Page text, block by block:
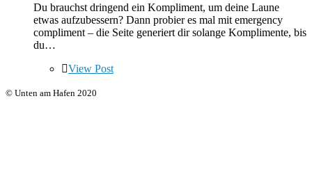
Du brauchst dringend ein Kompliment, um deine Laune
etwas aufzubessern? Dann probier es mal mit emergency
compliment – die Seite generiert dir solange Komplimente, bis
du…
View Post
© Unten am Hafen 2020